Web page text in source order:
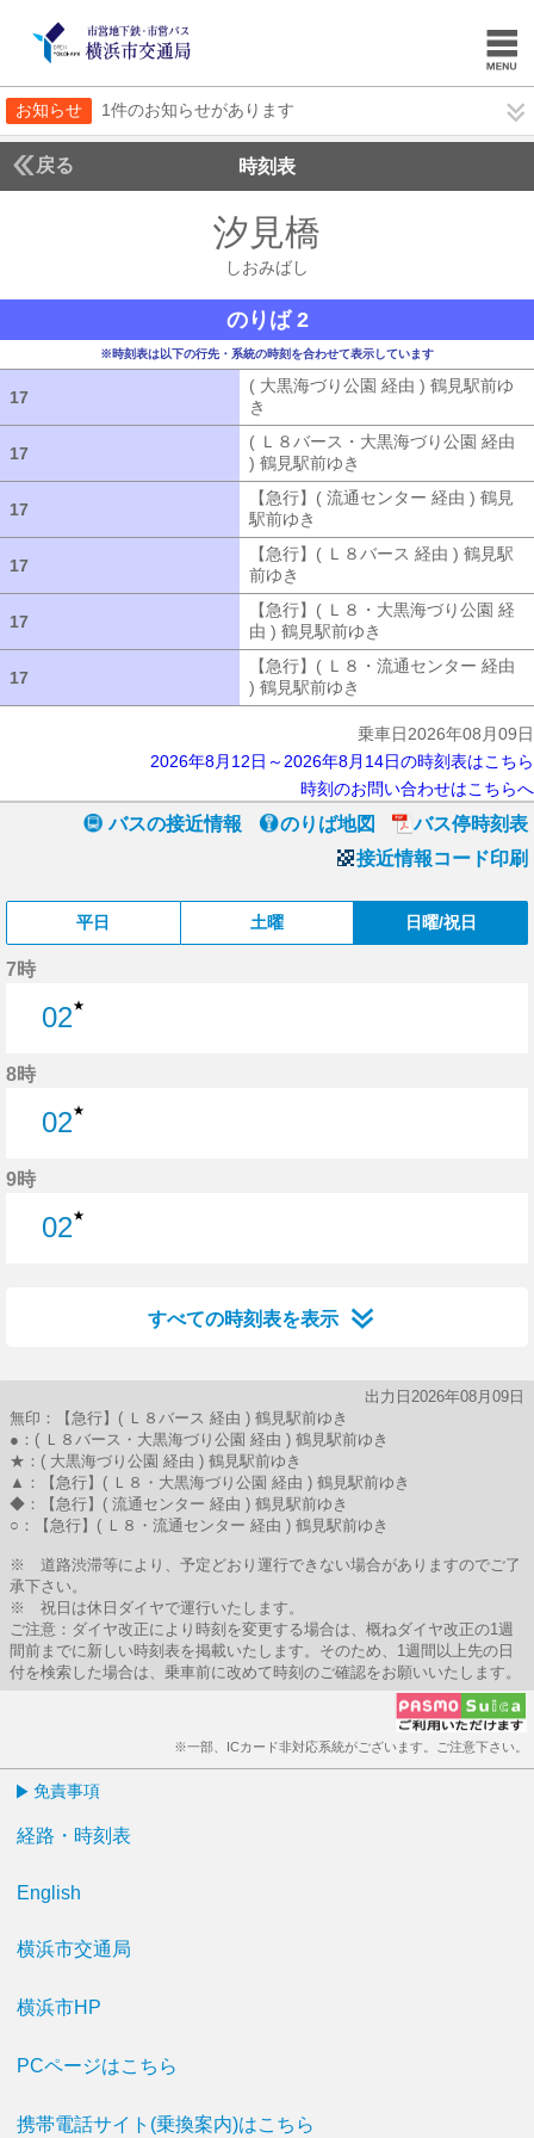
お知らせ 1件のお知らせがあります
戻る 時刻表
汐見橋
しおみばし
のりば 2
※時刻表は以下の行先・系統の時刻を合わせて表示しています
17
( 大黒海づり公園 経由 ) 鶴見駅前ゆ
き
17
( Ｌ８バース・大黒海づり公園 経由
) 鶴見駅前ゆき
17
【急行】( 流通センター 経由 ) 鶴見
駅前ゆき
17
【急行】( Ｌ８バース 経由 ) 鶴見駅
前ゆき
17
【急行】( Ｌ８・大黒海づり公園 経
由 ) 鶴見駅前ゆき
17
【急行】( Ｌ８・流通センター 経由
) 鶴見駅前ゆき
乗車日2026年08月09日
2026年8月12日～2026年8月14日の時刻表はこちら
時刻のお問い合わせはこちらへ
バスの接近情報 のりば地図
バス停時刻表
接近情報コード印刷
平日 土曜 日曜/祝日
7時
02★
8時
02★
9時
02★
すべての時刻表を表示
出力日2026年08月09日
無印：【急行】( Ｌ８バース 経由 ) 鶴見駅前ゆき
●：( Ｌ８バース・大黒海づり公園 経由 ) 鶴見駅前ゆき
★：( 大黒海づり公園 経由 ) 鶴見駅前ゆき
▲：【急行】( Ｌ８・大黒海づり公園 経由 ) 鶴見駅前ゆき
◆：【急行】( 流通センター 経由 ) 鶴見駅前ゆき
○：【急行】( Ｌ８・流通センター 経由 ) 鶴見駅前ゆき
※ 道路渋滞等により、予定どおり運行できない場合がありますのでご了
承下さい。
※ 祝日は休日ダイヤで運行いたします。
ご注意：ダイヤ改正により時刻を変更する場合は、概ねダイヤ改正の1週
間前までに新しい時刻表を掲載いたします。そのため、1週間以上先の日
付を検索した場合は、乗車前に改めて時刻のご確認をお願いいたします。
※一部、ICカード非対応系統がございます。ご注意下さい。
免責事項
経路・時刻表
English
横浜市交通局
横浜市HP
PCページはこちら
携帯電話サイト(乗換案内)はこちら